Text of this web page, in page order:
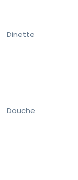
Dinette
Douche